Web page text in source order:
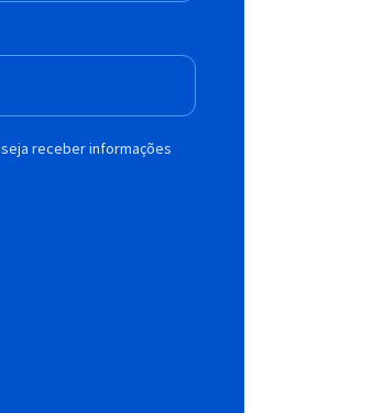
receber informações